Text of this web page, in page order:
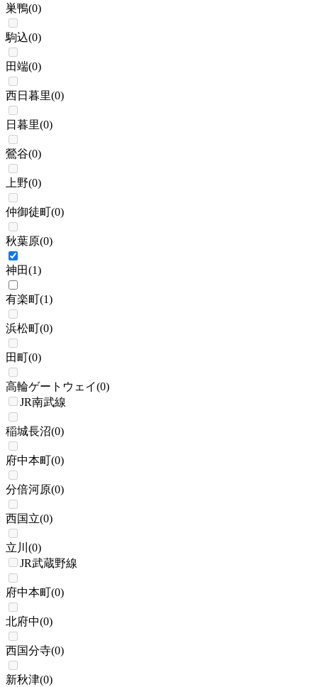
巣鴨(0)
駒込(0)
田端(0)
西日暮里(0)
日暮里(0)
鶯谷(0)
上野(0)
仲御徒町(0)
秋葉原(0)
神田(1)
有楽町(1)
浜松町(0)
田町(0)
高輪ゲートウェイ(0)
JR南武線
稲城長沼(0)
府中本町(0)
分倍河原(0)
西国立(0)
立川 (0)
JR武蔵野線
府中本町(0)
北府中(0)
西国分寺(0)
新秋津(0)